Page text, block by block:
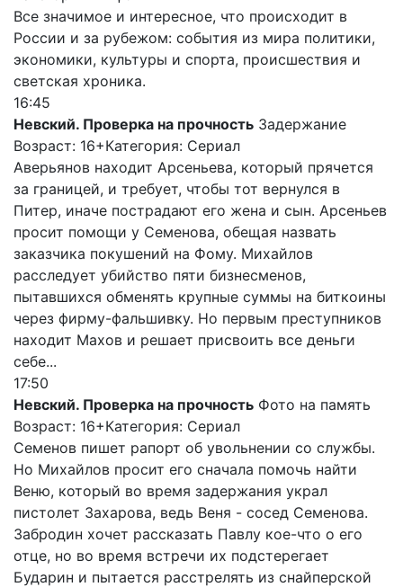
Все значимое и интересное, что происходит в
России и за рубежом: события из мира политики,
экономики, культуры и спорта, происшествия и
светская хроника.
16:45
Невский. Проверка на прочность Задержание
Возраст: 16+Категория: Сериал
Аверьянов находит Арсеньева, который прячется
за границей, и требует, чтобы тот вернулся в
Питер, иначе пострадают его жена и сын. Арсеньев
просит помощи у Семенова, обещая назвать
заказчика покушений на Фому. Михайлов
расследует убийство пяти бизнесменов,
пытавшихся обменять крупные суммы на биткоины
через фирму-фальшивку. Но первым преступников
находит Махов и решает присвоить все деньги
себе...
17:50
Невский. Проверка на прочность Фото на память
Возраст: 16+Категория: Сериал
Семенов пишет рапорт об увольнении со службы.
Но Михайлов просит его сначала помочь найти
Веню, который во время задержания украл
пистолет Захарова, ведь Веня - сосед Семенова.
Забродин хочет рассказать Павлу кое-что о его
отце, но во время встречи их подстерегает
Бударин и пытается расстрелять из снайперской